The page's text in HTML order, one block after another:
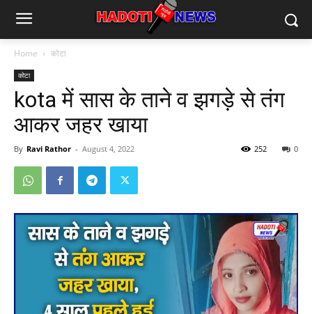
Home कोटा
कोटा
kota में सास के ताने व झगड़े से तंग
आकर जहर खाया
By Ravi Rathor - August 4, 2022 0
252